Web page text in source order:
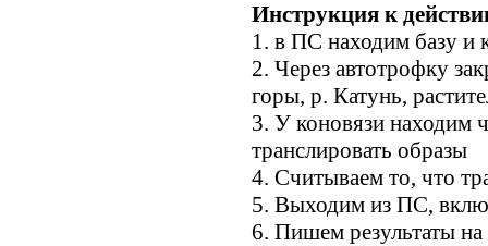
Инструкция к
1. в ПС находим базу и
2. Через автотрофку
горы, р. Катунь,
3. У коновязи находим
транслировать образы
4. Считываем то, что
5. Выходим из ПС,
6. Пишем результаты